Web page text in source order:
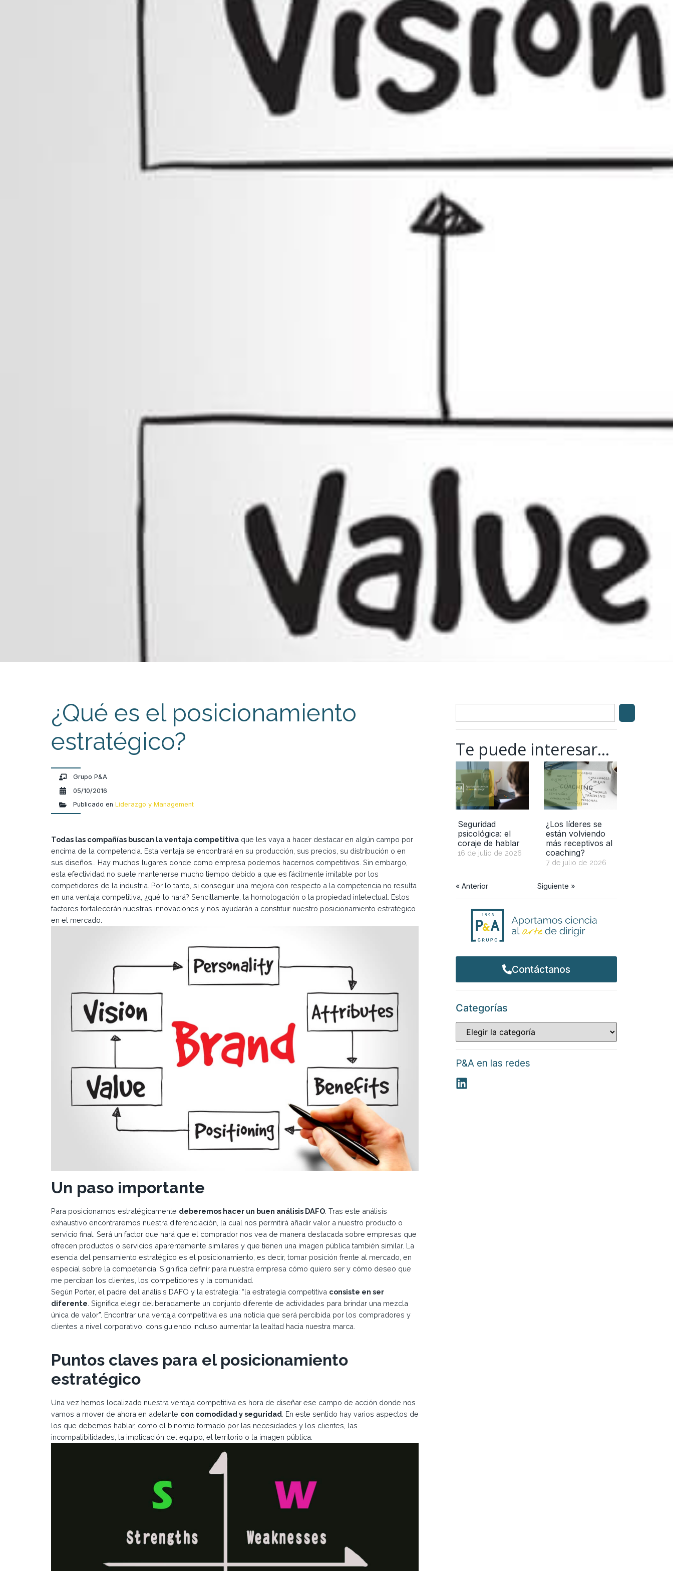
¿Qué es el posicionamiento
estratégico?
Grupo P&A
05/10/2016
Publicado en Liderazgo y Management
Todas las compañías buscan la ventaja competitiva que les vaya a hacer destacar en algún campo por
encima de la competencia. Esta ventaja se encontrará en su producción, sus precios, su distribución o en
sus diseños… Hay muchos lugares donde como empresa podemos hacernos competitivos. Sin embargo,
esta efectividad no suele mantenerse mucho tiempo debido a que es fácilmente imitable por los
competidores de la industria. Por lo tanto, si conseguir una mejora con respecto a la competencia no resulta
en una ventaja competitiva, ¿qué lo hará? Sencillamente, la homologación o la propiedad intelectual. Estos
factores fortalecerán nuestras innovaciones y nos ayudarán a constituir nuestro posicionamiento estratégico
en el mercado.
Un paso importante
Para posicionarnos estratégicamente deberemos hacer un buen análisis DAFO . Tras este análisis
exhaustivo encontraremos nuestra diferenciación, la cual nos permitirá añadir valor a nuestro producto o
servicio final. Será un factor que hará que el comprador nos vea de manera destacada sobre empresas que
ofrecen productos o servicios aparentemente similares y que tienen una imagen pública también similar. La
esencia del pensamiento estratégico es el posicionamiento, es decir, tomar posición frente al mercado, en
especial sobre la competencia. Significa definir para nuestra empresa cómo quiero ser y cómo deseo que
me perciban los clientes, los competidores y la comunidad.
Según Porter, el padre del análisis DAFO y la estrategia: “la estrategia competitiva consiste en ser
diferente . Significa elegir deliberadamente un conjunto diferente de actividades para brindar una mezcla
única de valor”. Encontrar una ventaja competitiva es una noticia que será percibida por los compradores y
clientes a nivel corporativo, consiguiendo incluso aumentar la lealtad hacia nuestra marca.
Puntos claves para el posicionamiento
estratégico
Una vez hemos localizado nuestra ventaja competitiva es hora de diseñar ese campo de acción donde nos
vamos a mover de ahora en adelante con comodidad y seguridad . En este sentido hay varios aspectos de
los que debemos hablar, como el binomio formado por las necesidades y los clientes, las
incompatibilidades, la implicación del equipo, el territorio o la imagen pública.
Te puede interesar...
Seguridad
psicológica: el
coraje de hablar
16 de julio de 2026
¿Los líderes se
están volviendo
más receptivos al
coaching?
7 de julio de 2026
« Anterior Siguiente »
Contáctanos
Categorías
P&A en las redes